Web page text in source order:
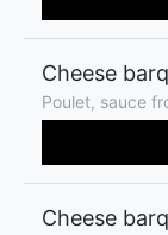
Cheese
Poulet, sauce
Cheese